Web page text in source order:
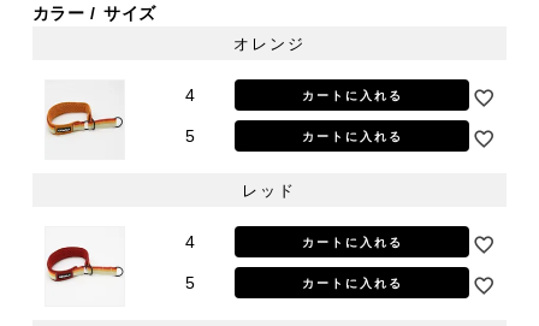
カラー サイズ
オレンジ
4 カートに入れる
5 カートに入れる
レッド
4 カートに入れる
5 カートに入れる